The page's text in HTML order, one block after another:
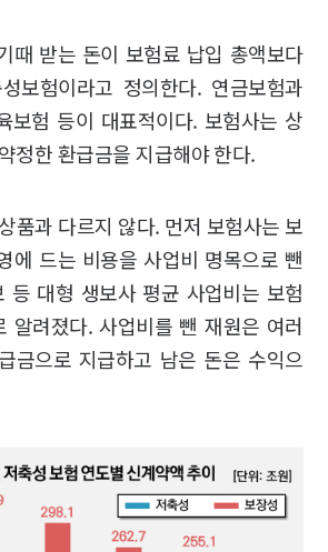
때 받는 돈이 보험료 납입 총액보다
보험이라고 정의한다. 연금보험과
보험 등이 대표적이다. 보험사는 상
정한 환급금을 지급해야 한다.
품과 다르지 않다. 먼저 보험사는 보
에 드는 비용을 사업비 명목으로 뺀
등 대형 생보사 평균 사업비는 보험
알려졌다. 사업비를 뺀 재원은 여러
금으로 지급하고 남은 돈은 수익으